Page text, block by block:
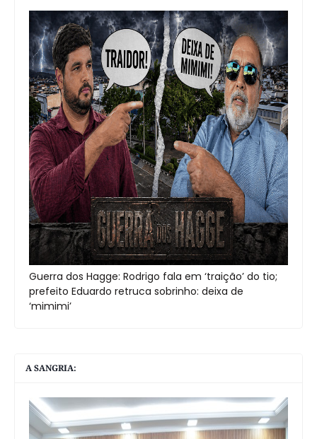
Guerra dos Hagge: Rodrigo fala em ‘traição’ do tio;
prefeito Eduardo retruca sobrinho: deixa de
‘mimimi’
A SANGRIA: